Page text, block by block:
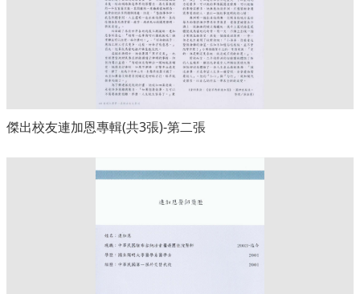
傑出校友連加恩專輯(共3張)-第二張